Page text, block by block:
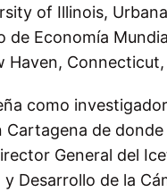
of Illinois,
Economía
Haven,
como
Cartagena de
General del
Desarrollo de la